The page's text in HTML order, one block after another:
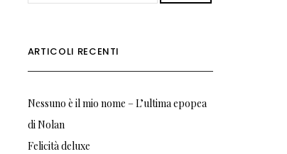
ARTICOLI RECENTI
Nessuno è il mio nome – L’ultima epopea
di Nolan
Felicità deluxe